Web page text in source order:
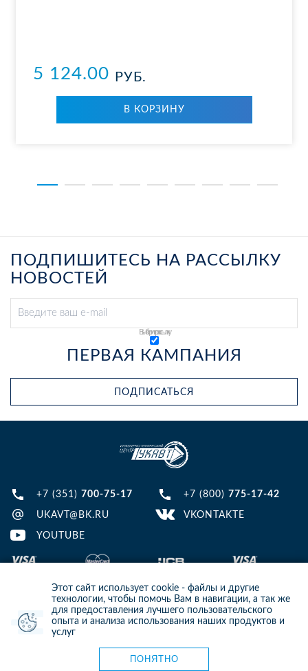
Этот сайт использует cookie - файлы и другие
технологии, чтобы помочь Вам в навигации, а так же
для предоставления лучшего пользовательского
опыта и анализа использования наших продуктов и
услуг
ПОНЯТНО
5 124.00 РУБ.
В КОРЗИНУ
ПОДПИШИТЕСЬ НА РАССЫЛКУ
НОВОСТЕЙ
Выберите рассылку
ПЕРВАЯ КАМПАНИЯ
ПОДПИСАТЬСЯ
+7 (351) 700-75-17 +7 (800) 775-17-42
UKAVT@BK.RU VKONTAKTE
YOUTUBE
© 2013-2024 ООО ИТЦ УКАВТ. ИНН: 7448122124, ОГРН: 1097448007216
ИНФОРМАЦИЯ НА САЙТЕ НЕ ЯВЛЯЕТСЯ ПУБЛИЧНОЙ ОФЕРТОЙ. ДЛЯ